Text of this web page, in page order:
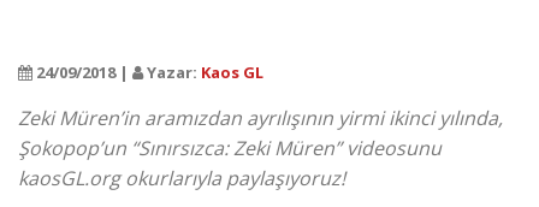
24/09/2018 | Yazar: Kaos GL
Zeki Müren’in aramızdan ayrılışının yirmi ikinci yılında,
Şokopop’un “Sınırsızca: Zeki Müren” videosunu
kaosGL.org okurlarıyla paylaşıyoruz!